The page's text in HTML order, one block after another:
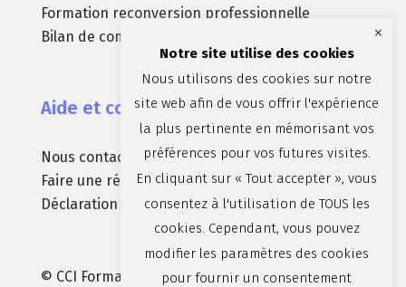
Formation reconversion professionnelle
Bilan de compétences
Aide et contact
Nous contacter
Faire une réclamation
Déclaration d’accessibilité (non conforme)
© CCI Formation Aix-Marseille-Provence |
Notre site utilise des cookies
Nous utilisons des cookies sur notre
site web afin de vous offrir l'expérience
la plus pertinente en mémorisant vos
préférences pour vos futures visites.
En cliquant sur « Tout accepter », vous
consentez à l'utilisation de TOUS les
cookies. Cependant, vous pouvez
modifier les paramètres des cookies
pour fournir un consentement
×